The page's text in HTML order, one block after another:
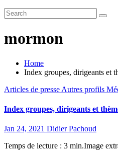
mormon
Home
Index groupes, dirigeants et
Articles de presse Autres profils
Index groupes, dirigeants et
Jan 24, 2021 Didier Pachoud
Temps de lecture : 3 min.Image